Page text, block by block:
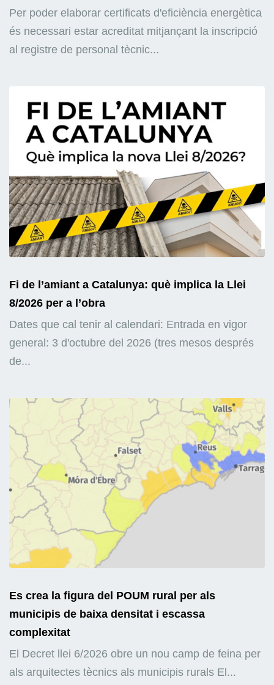
Per poder elaborar certificats d'eficiència energètica
és necessari estar acreditat mitjançant la inscripció
al registre de personal tècnic...
Fi de l’amiant a Catalunya: què implica la Llei
8/2026 per a l’obra
Dates que cal tenir al calendari: Entrada en vigor
general: 3 d'octubre del 2026 (tres mesos després
de...
Es crea la figura del POUM rural per als
municipis de baixa densitat i escassa
complexitat
El Decret llei 6/2026 obre un nou camp de feina per
als arquitectes tècnics als municipis rurals El...